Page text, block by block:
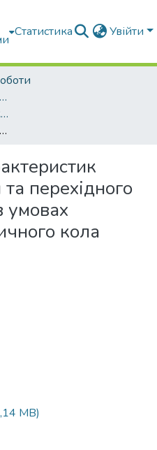
Статистика Увійти
Кваліфікаційні роботи магістрів
ОПП "Електроенергетика, електротехніка та електромеханіка"
Дослідження характеристик електричної дуги та перехідного опору контактів в умовах комутації електричного кола
перехідного
умовах
кола
MB)